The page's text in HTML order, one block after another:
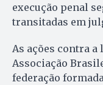
execução penal
transitadas em
As ações contra
Associação
federação